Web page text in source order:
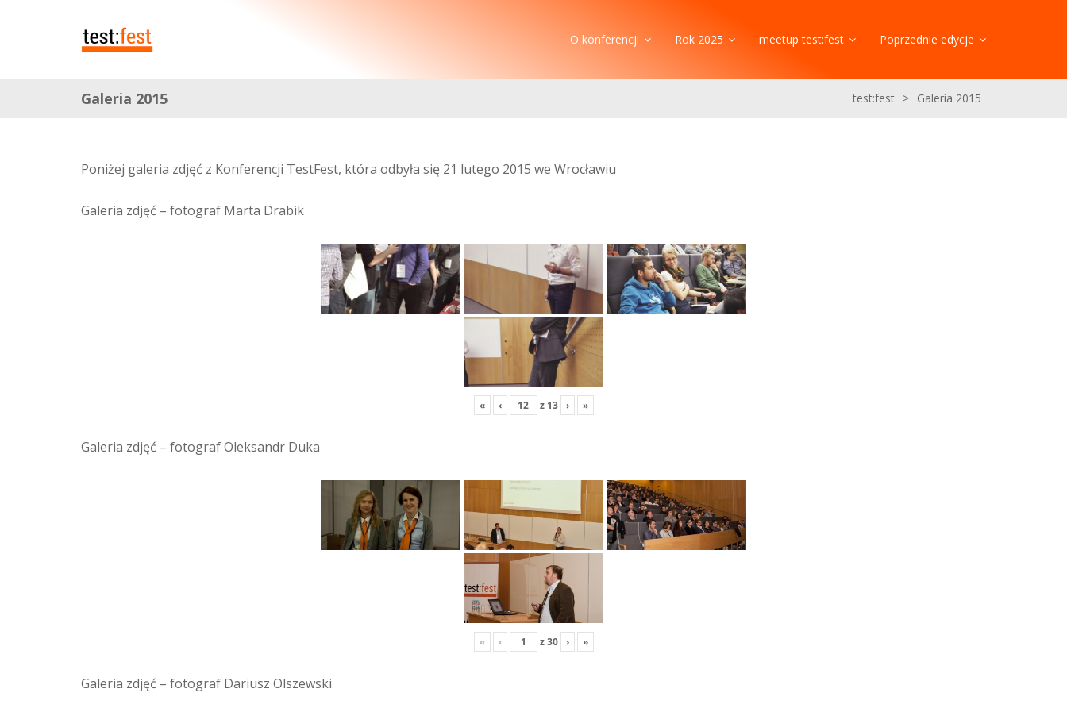
O konferencji Rok 2025 meetup test:fest Poprzednie edycje
Galeria 2015 test:fest > Galeria 2015
Poniżej galeria zdjęć z Konferencji TestFest, która odbyła się 21 lutego 2015 we Wrocławiu
Galeria zdjęć – fotograf Marta Drabik
« ‹ z 13 › »
Galeria zdjęć – fotograf Oleksandr Duka
« ‹ z30 › »
Galeria zdjęć – fotograf Dariusz Olszewski